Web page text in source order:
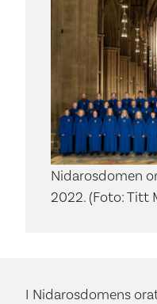
Nidarosdomen
2022. (Foto: Titt
I Nidarosdomens